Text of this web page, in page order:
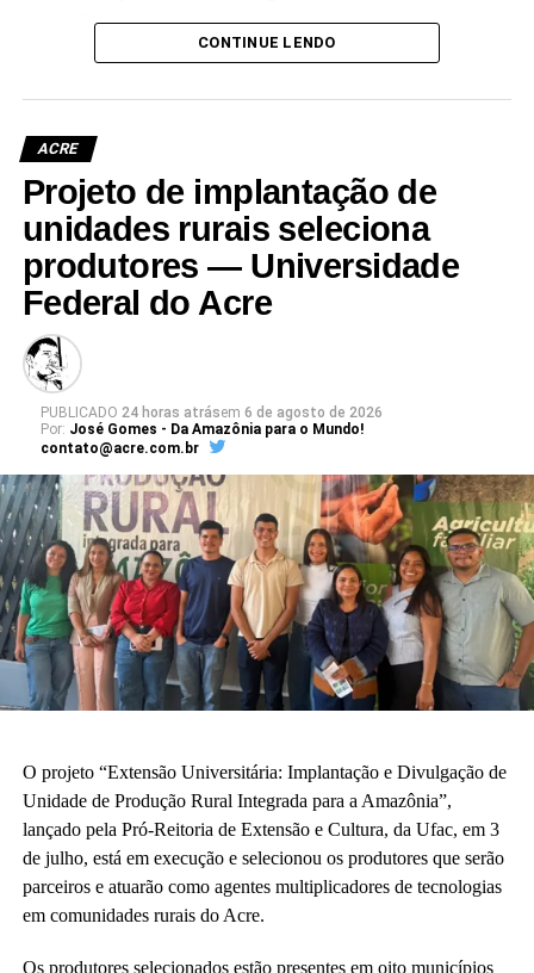
que já não atende às crescentes demandas acadêmicas e
administrativas da universidade.
Leia Mais: UFAC
CONTINUE LENDO
ACRE
Projeto de implantação de
unidades rurais seleciona
produtores — Universidade
Federal do Acre
PUBLICADO 24 horas atrásem 6 de agosto de 2026
Por: José Gomes - Da Amazônia para o Mundo!
contato@acre.com.br
O projeto “Extensão Universitária: Implantação e Divulgação de
Unidade de Produção Rural Integrada para a Amazônia”,
lançado pela Pró-Reitoria de Extensão e Cultura, da Ufac, em 3
de julho, está em execução e selecionou os produtores que serão
parceiros e atuarão como agentes multiplicadores de tecnologias
em comunidades rurais do Acre.
Os produtores selecionados estão presentes em oito municípios